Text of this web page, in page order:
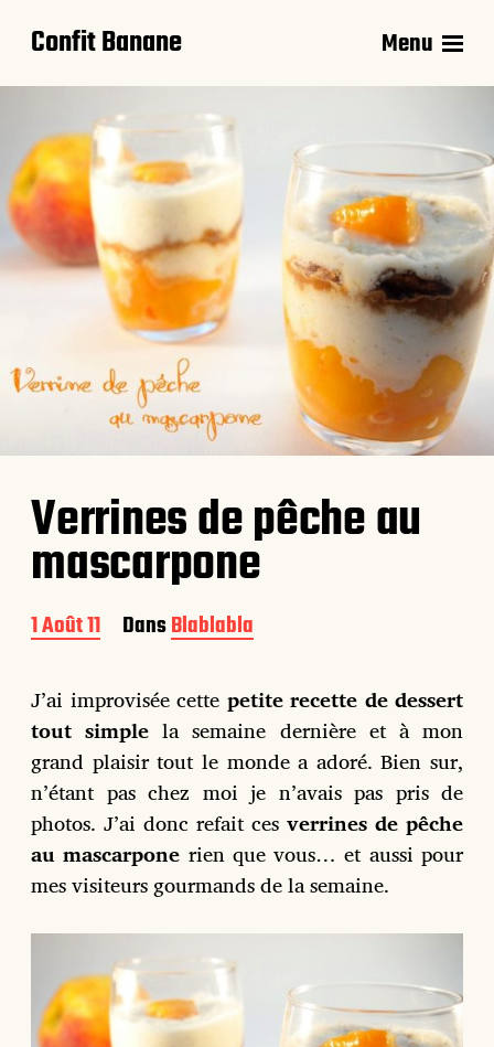
Confit Banane Menu
Verrines de pêche au
mascarpone
D
a
e
d
e
p
u
b
l
i
c
a
i
1 Août 11 DansBlablabla
J’ai improvisée cette petite recette de dessert
tout simple la semaine dernière et à mon
grand plaisir tout le monde a adoré. Bien sur,
n’étant pas chez moi je n’avais pas pris de
photos. J’ai donc refait ces verrines de pêche
au mascarpone rien que vous… et aussi pour
mes visiteurs gourmands de la semaine.